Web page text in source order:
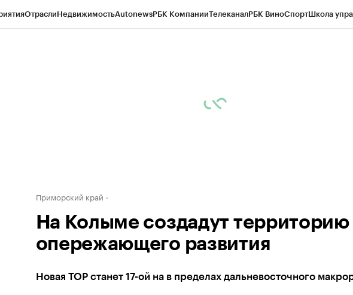
ОтраслиНедвижимостьAutonewsРБК КомпанииТелеканалРБК ВиноСпортШкола
Приморский край
На Колыме создадут территорию
опережающего развития
Новая ТОР станет 17-ой на в пределах дальневосточного